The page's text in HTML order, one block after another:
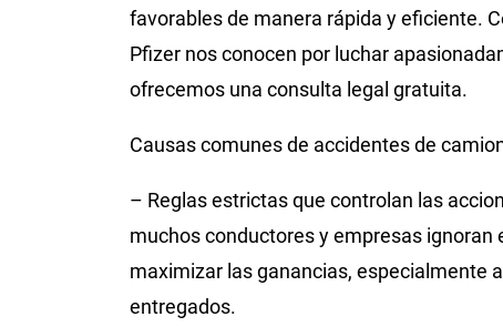
favorables de manera rápida y eficiente.
Pfizer nos conocen por luchar
ofrecemos una consulta legal gratuita.
Causas comunes de accidentes de
– Reglas estrictas que controlan las
muchos conductores y empresas
maximizar las ganancias, especialmente
entregados.